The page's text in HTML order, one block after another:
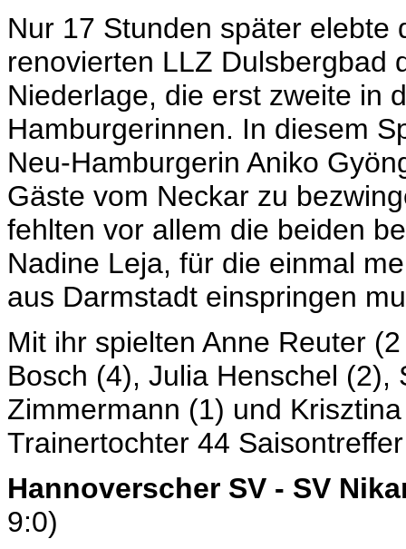
Nur 17 Stunden später
renovierten LLZ Dulsbergbad
Niederlage, die erst zweite in
Hamburgerinnen. In diesem
Neu-Hamburgerin Aniko
Gäste vom Neckar zu
fehlten vor allem die beiden
Nadine Leja, für die einmal
aus Darmstadt einspringen
Mit ihr spielten Anne Reuter
Bosch (4), Julia Henschel (2),
Zimmermann (1) und
Trainertochter 44
Hannoverscher SV - SV
9:0)